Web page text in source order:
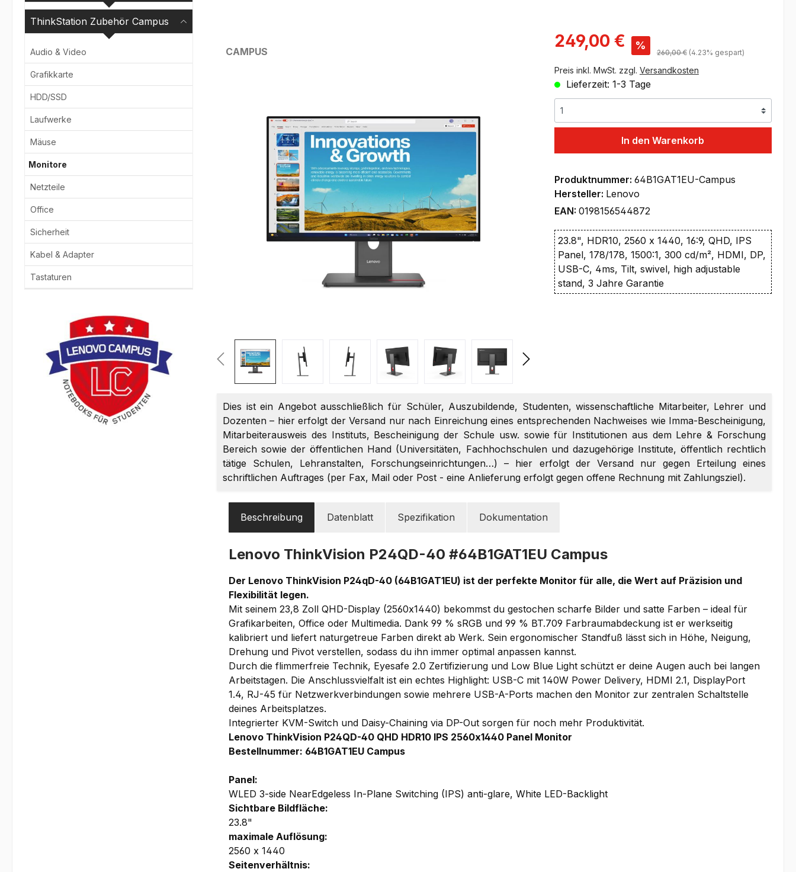
ThinkStation Zubehör Campus
Audio & Video
Grafikkarte
HDD/SSD
Laufwerke
Mäuse
Monitore
Netzteile
Office
Sicherheit
Kabel & Adapter
Tastaturen
CAMPUS
Verkaufspreis:
249,00 € %
Regulärer Preis:
260,00 € (4.23% gespart)
Preis inkl. MwSt. zzgl. Versandkosten
Lieferzeit: 1-3 Tage
In den Warenkorb
Produktnummer: 64B1GAT1EU-Campus
Hersteller: Lenovo
EAN: 0198156544872
23.8", HDR10, 2560 x 1440, 16:9, QHD, IPS
Panel, 178/178, 1500:1, 300 cd/m², HDMI, DP,
USB-C, 4ms, Tilt, swivel, high adjustable
stand, 3 Jahre Garantie
Dies ist ein Angebot ausschließlich für Schüler, Auszubildende, Studenten, wissenschaftliche Mitarbeiter, Lehrer und
Dozenten – hier erfolgt der Versand nur nach Einreichung eines entsprechenden Nachweises wie Imma-Bescheinigung,
Mitarbeiterausweis des Instituts, Bescheinigung der Schule usw. sowie für Institutionen aus dem Lehre & Forschung
Bereich sowie der öffentlichen Hand (Universitäten, Fachhochschulen und dazugehörige Institute, öffentlich rechtlich
tätige Schulen, Lehranstalten, Forschungseinrichtungen…) – hier erfolgt der Versand nur gegen Erteilung eines
schriftlichen Auftrages (per Fax, Mail oder Post - eine Anlieferung erfolgt gegen offene Rechnung mit Zahlungsziel).
Beschreibung Datenblatt Spezifikation Dokumentation
Lenovo ThinkVision P24QD-40 #64B1GAT1EU Campus
Der Lenovo ThinkVision P24qD-40 (64B1GAT1EU) ist der perfekte Monitor für alle, die Wert auf Präzision und
Flexibilität legen.
Mit seinem 23,8 Zoll QHD-Display (2560x1440) bekommst du gestochen scharfe Bilder und satte Farben – ideal für
Grafikarbeiten, Office oder Multimedia. Dank 99 % sRGB und 99 % BT.709 Farbraumabdeckung ist er werkseitig
kalibriert und liefert naturgetreue Farben direkt ab Werk. Sein ergonomischer Standfuß lässt sich in Höhe, Neigung,
Drehung und Pivot verstellen, sodass du ihn immer optimal anpassen kannst.
Durch die flimmerfreie Technik, Eyesafe 2.0 Zertifizierung und Low Blue Light schützt er deine Augen auch bei langen
Arbeitstagen. Die Anschlussvielfalt ist ein echtes Highlight: USB-C mit 140W Power Delivery, HDMI 2.1, DisplayPort
1.4, RJ-45 für Netzwerkverbindungen sowie mehrere USB-A-Ports machen den Monitor zur zentralen Schaltstelle
deines Arbeitsplatzes.
Integrierter KVM-Switch und Daisy-Chaining via DP-Out sorgen für noch mehr Produktivität.
Lenovo ThinkVision P24QD-40 QHD HDR10 IPS 2560x1440 Panel Monitor
Bestellnummer: 64B1GAT1EU Campus
Panel:
WLED 3-side NearEdgeless In-Plane Switching (IPS) anti-glare, White LED-Backlight
Sichtbare Bildfläche:
23.8"
maximale Auflösung:
2560 x 1440
Seitenverhältnis: